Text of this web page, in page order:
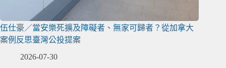
伍仕豪／當安樂死擴及障礙者、無家可歸者？從加拿大
案例反思臺灣公投提案
2026-07-30